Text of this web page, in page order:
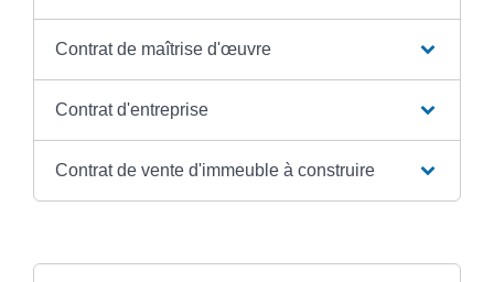
Contrat de maîtrise d'œuvre
Contrat d'entreprise
Contrat de vente d'immeuble à construire